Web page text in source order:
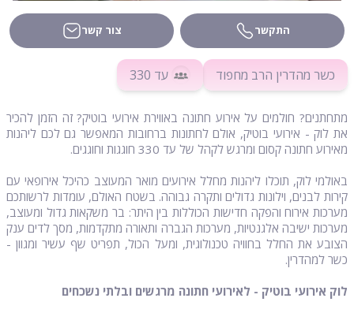
התקשר צור קשר
כשר מהדרין הרב מחפוד עד 330
מתחתנים? חולמים על אירוע חתונה באווירת אירועי בוטיק? זה הזמן להכיר
את לוק - אירועי בוטיק, אולם לחתונות ברחובות המאפשר גם לכם ליהנות
מאירוע חתונה קסום ומרגש לקהל של עד 330 חוגגות וחוגגים.
באולמי לוק, תוכלו ליהנות מחלל אירועים מואר המעוצב כהיכל אירופאי עם
קירות לבנים, וילונות גדולים ותקרה גבוהה. בשטח האולם, עומדות לרשותכם
מערכות אירוח והפקה חדישות הכוללות בין היתר: בר משקאות גדול ומעוצב,
מערכות ישיבה אלגנטיות, מערכות הגברה ותאורה מתקדמות, מסך לדים ענק
הצובע את החלל בחוויה טכנולוגית, ומעל הכול, תפריט שף עשיר ומגוון -
כשר למהדרין.
לוק אירועי בוטיק - לאירועי חתונה מרגשים ובלתי נשכחים